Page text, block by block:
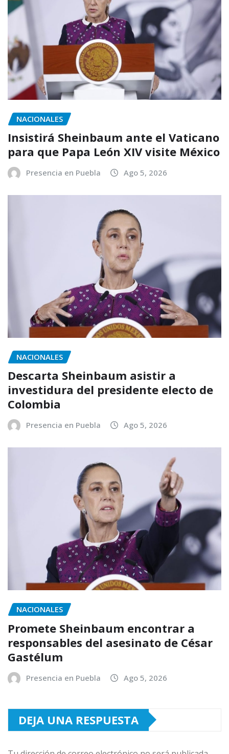
NACIONALES
Insistirá Sheinbaum ante el Vaticano
para que Papa León XIV visite México
Presencia en Puebla Ago 5, 2026
NACIONALES
Descarta Sheinbaum asistir a
investidura del presidente electo de
Colombia
Presencia en Puebla Ago 5, 2026
NACIONALES
Promete Sheinbaum encontrar a
responsables del asesinato de César
Gastélum
Presencia en Puebla Ago 5, 2026
DEJA UNA RESPUESTA